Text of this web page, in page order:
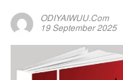
ODIYAIWUU.com
19 September 2025